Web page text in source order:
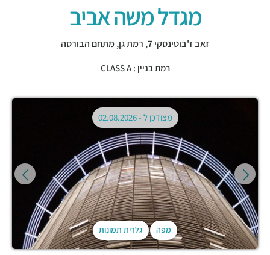
מגדל משה אביב
זאב ז'בוטינסקי 7, רמת גן,מתחם הבורסה
רמת בניין : CLASS A
מפה גלרית תמונות
מצודכן ל -02.08.2026